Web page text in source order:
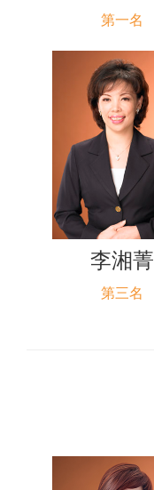
第一名
李湘菁
第三名